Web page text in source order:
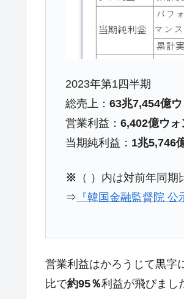
日本の誇る海洋資源調
夏の甲子園、優勝校
今話題の「楽天ライオ
Fact1 奇跡の毛色「白毛馬」
Fact1 全て勝つといくら？ 競
Fact1 平成仮面ライダーの意
発表から2日で大崩壊
Fact1 日本人マスターズ挑戦
Fact1 甲子園通算本塁打、最
2023年第1四半期
総売上：63兆7,454億
営業利益：6,402億ウォ
当期純利益： 1兆5,746
※ （ ）内は対前年同期
⇒ 『韓国金融監督院
営業利益はかろうじて黒字
比で約95％利益が飛びまし